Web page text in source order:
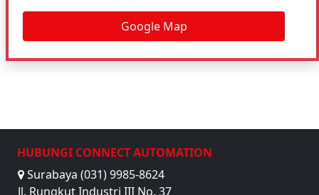
Google Map
HUBUNGI CONNECT AUTOMATION
Surabaya (031) 9985-8624
Jl. Rungkut Industri III No. 37